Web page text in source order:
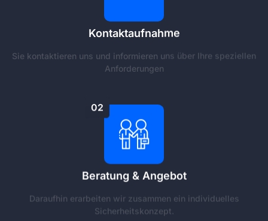
Kontaktaufnahme
Sie kontaktieren uns und informieren uns über Ihre speziellen
Anforderungen
02
Beratung & Angebot
Daraufhin erarbeiten wir zusammen ein individuelles
Sicherheitskonzept.